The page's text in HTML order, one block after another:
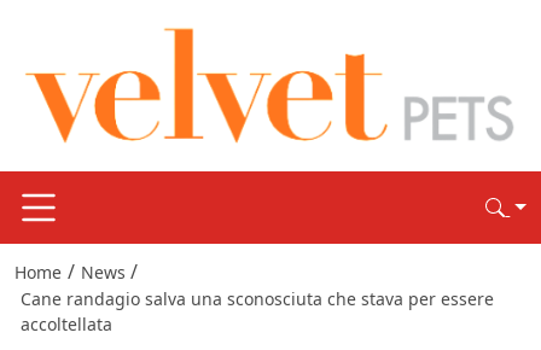
Home / News /
Cane randagio salva una sconosciuta che stava per essere
accoltellata